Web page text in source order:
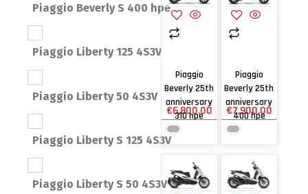
Piaggio Beverly S 400 hpe
Piaggio Liberty 125 4S3V
Piaggio Liberty 50 4S3V
Piaggio Liberty S 125 4S3V
Piaggio Liberty S 50 4S3V
Piaggio
Beverly 25th
anniversary
310 hpe
€6,800.00
Piaggio
Beverly 25th
anniversary
400 hpe
€7,900.00